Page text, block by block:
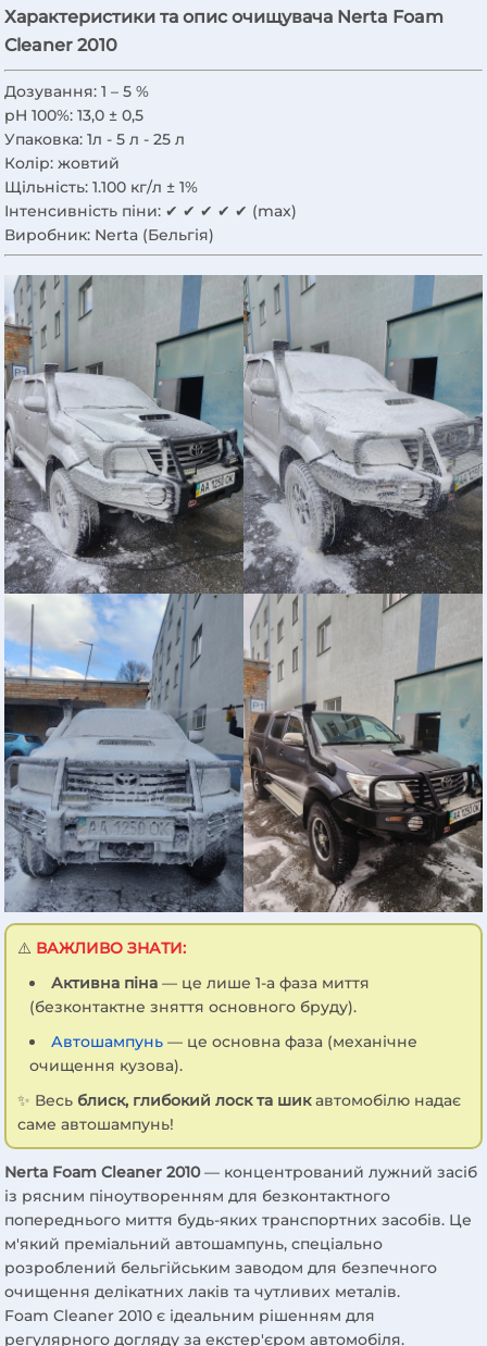
Характеристики та опис очищувача Nerta Foam
Cleaner 2010
Дозування:1 – 5 %
pH 100%:13,0 ± 0,5
Упаковка:1л - 5 л - 25 л
Колір:жовтий
Щільність:1.100 кг/л ± 1%
Інтенсивність піни: ✔ ✔ ✔ ✔ ✔ (max)
Виробник: Nerta (Бельгія)
⚠️ ВАЖЛИВО ЗНАТИ:
Активна піна— це лише 1-а фаза миття
(безконтактне зняття основного бруду).
Автошампунь— це основна фаза (механічне
очищення кузова).
✨ Весь блиск, глибокий лоск та шикавтомобілю надає
саме автошампунь!
Nerta Foam Cleaner 2010— концентрований лужний засіб
із рясним піноутворенням для безконтактного
попереднього миття будь-яких транспортних засобів. Це
м'який преміальний автошампунь, спеціально
розроблений бельгійським заводом для безпечного
очищення делікатних лаків та чутливих металів.
Foam Cleaner 2010 є ідеальним рішенням для
регулярного догляду за екстер'єром автомобіля.